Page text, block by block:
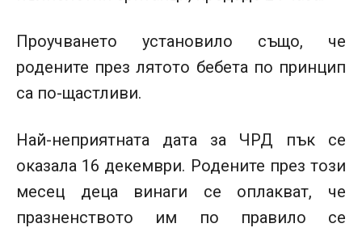
Проучването установило също, че
родените през лятото бебета по принцип
са по-щастливи.
Най-неприятната дата за ЧРД пък се
оказала 16 декември. Родените през този
месец деца винаги се оплакват, че
празненството им по правило се